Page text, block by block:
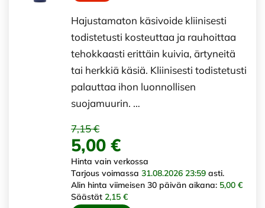
Hajustamaton käsivoide kliinisesti
todistetusti kosteuttaa ja rauhoittaa
tehokkaasti erittäin kuivia, ärtyneitä
tai herkkiä käsiä. Kliinisesti todistetusti
palauttaa ihon luonnollisen
suojamuurin. …
7,15 €
5,00 €
Hinta vain verkossa
Tarjous voimassa 31.08.2026 23:59 asti.
Alin hinta viimeisen 30 päivän aikana: 5,00 €
Säästät 2,15 €